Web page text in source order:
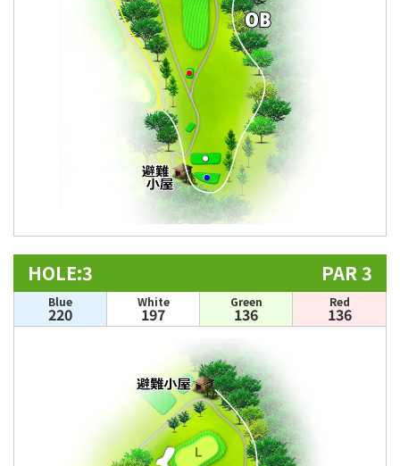
HOLE:3 PAR 3
Blue
220
White
197
Green
136
Red
136